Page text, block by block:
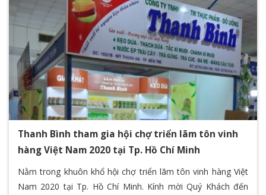
Thanh Bình tham gia hội chợ triển lãm tôn vinh
hàng Việt Nam 2020 tại Tp. Hồ Chí Minh
Nằm trong khuôn khổ hội chợ triển lãm tôn vinh hàng Việt
Nam 2020 tại Tp. Hồ Chí Minh. Kính mời Quý Khách đến